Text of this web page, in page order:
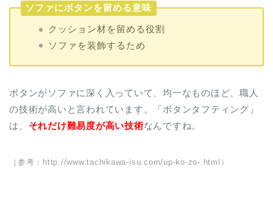
ソファにボタンを留める意味
クッション材を留める役割
ソファを装飾するため
ボタンがソファに深く入っていて、均一なものほど、職人
の技術が高いと言われています。「ボタンタフティング」
は、 それだけ難易度が高い技術なんですね。
（参考：http://www.tachikawa-isu.com/up-ko-zo-.html）